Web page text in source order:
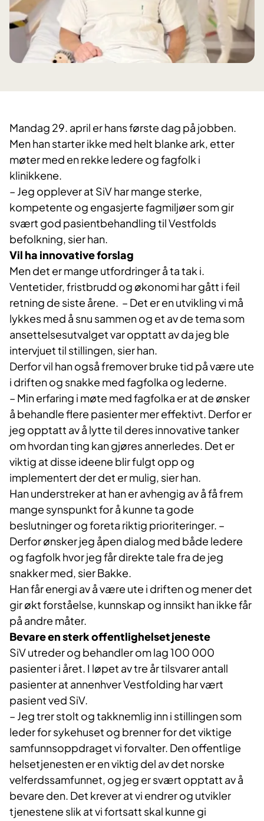
Mandag 29. april er hans første dag på jobben.
Men han starter ikke med helt blanke ark, etter
møter med en rekke ledere og fagfolk i
klinikkene.
– Jeg opplever at SiV har mange sterke,
kompetente og engasjerte fagmiljøer som gir
svært god pasientbehandling til Vestfolds
befolkning, sier han.
Vil ha innovative forslag
Men det er mange utfordringer å ta tak i.
Ventetider, fristbrudd og økonomi har gått i feil
retning de siste årene. – Det er en utvikling vi må
lykkes med å snu sammen og et av de tema som
ansettelsesutvalget var opptatt av da jeg ble
intervjuet til stillingen, sier han.
Derfor vil han også fremover bruke tid på være ute
i driften og snakke med fagfolka og lederne.
– Min erfaring i møte med fagfolka er at de ønsker
å behandle flere pasienter mer effektivt. Derfor er
jeg opptatt av å lytte til deres innovative tanker
om hvordan ting kan gjøres annerledes. Det er
viktig at disse ideene blir fulgt opp og
implementert der det er mulig, sier han.
Han understreker at han er avhengig av å få frem
mange synspunkt for å kunne ta gode
beslutninger og foreta riktig prioriteringer. –
Derfor ønsker jeg åpen dialog med både ledere
og fagfolk hvor jeg får direkte tale fra de jeg
snakker med, sier Bakke.
Han får energi av å være ute i driften og mener det
gir økt forståelse, kunnskap og innsikt han ikke får
på andre måter.
Bevare en sterk offentlighelsetjeneste
SiV utreder og behandler om lag 100 000
pasienter i året. I løpet av tre år tilsvarer antall
pasienter at annenhver Vestfolding har vært
pasient ved SiV.
– Jeg trer stolt og takknemlig inn i stillingen som
leder for sykehuset og brenner for det viktige
samfunnsoppdraget vi forvalter. Den offentlige
helsetjenesten er en viktig del av det norske
velferdssamfunnet, og jeg er svært opptatt av å
bevare den. Det krever at vi endrer og utvikler
tjenestene slik at vi fortsatt skal kunne gi